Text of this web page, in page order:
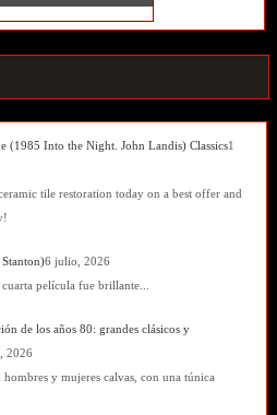
(1985 Into the Night. John Landis) Classics1
tile restoration today on a best offer and
6 julio, 2026
película fue brillante...
de los años 80: grandes clásicos y
2026
y mujeres calvas, con una túnica